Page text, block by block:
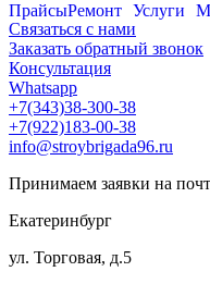
ПрайсыРемонт Услуги
Связаться с нами
Заказать обратный звонок
Консультация
Whatsapp
+7(343)38-300-38
+7(922)183-00-38
info@stroybrigada96.ru
Принимаем заявки на
Екатеринбург
ул. Торговая, д.5